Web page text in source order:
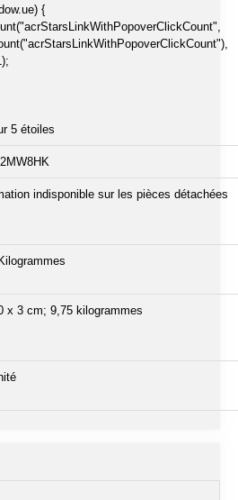
{
5 étoiles
indisponible sur les pièces détachées
x 3 cm; 9,75 kilogrammes